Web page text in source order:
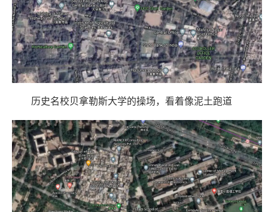
历史名校贝拿勒斯大学的操场，看着像泥土跑道